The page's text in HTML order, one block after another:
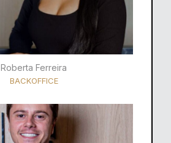
Roberta Ferreira
BACKOFFICE